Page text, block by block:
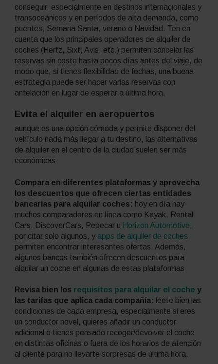
conseguir, especialmente en destinos internacionales y
transoceánicos y en períodos de alta demanda, como
puentes, Semana Santa, verano o Navidad. Ten en
cuenta que los principales operadores de alquiler de
coches (Hertz, Sixt, Avis, etc.) permiten cancelar las
reservas sin coste hasta pocos días antes del viaje, de
modo que, si tienes flexibilidad de fechas, una buena
estrategia puede ser hacer varias reservas con
antelación en lugar de esperar a última hora.
Evita el alquiler en aeropuertos
aunque es una opción cómoda y permite disponer del
vehículo nada más llegar a tu destino, las alternativas
de alquiler en el centro de la ciudad suelen ser más
económicas
Compara en diferentes plataformas y aprovecha
los descuentos que ofrecen ciertas entidades
bancarias para alquilar coches: hoy en día hay
muchos comparadores en línea como Kayak, Rental
Cars, DiscoverCars, Pepecar u Horizon Automotive,
por citar solo algunos, y apps de alquiler de coches
permiten encontrar interesantes ofertas. Además,
algunos bancos también ofrecen descuentos para
alquilar un coche en algunas de estas plataformas
Revisa bien los requisitos para alquilar el coche y
las tarifas que aplica cada compañía: léete bien las
condiciones de cada empresa, especialmente si eres
un conductor novel, quieres añadir un conductor
adicional o tienes pensado recoger/devolver el coche
en distintas oficinas o fuera de los horarios de atención
al cliente para no llevarte sorpresas de última hora.